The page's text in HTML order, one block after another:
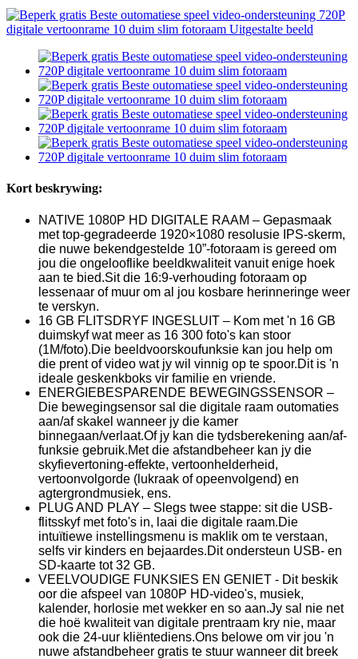
Kort beskrywing:
NATIVE 1080P HD DIGITALE RAAM – Gepasmaak
met top-gegradeerde 1920×1080 resolusie IPS-skerm,
die nuwe bekendgestelde 10”-fotoraam is gereed om
jou die ongelooflike beeldkwaliteit vanuit enige hoek
aan te bied.Sit die 16:9-verhouding fotoraam op
lessenaar of muur om al jou kosbare herinneringe weer
te verskyn.
16 GB FLITSDRYF INGESLUIT – Kom met 'n 16 GB
duimskyf wat meer as 16 300 foto's kan stoor
(1M/foto).Die beeldvoorskoufunksie kan jou help om
die prent of video wat jy wil vinnig op te spoor.Dit is 'n
ideale geskenkboks vir familie en vriende.
ENERGIEBESPARENDE BEWEGINGSSENSOR –
Die bewegingsensor sal die digitale raam outomaties
aan/af skakel wanneer jy die kamer
binnegaan/verlaat.Of jy kan die tydsberekening aan/af-
funksie gebruik.Met die afstandbeheer kan jy die
skyfievertoning-effekte, vertoonhelderheid,
vertoonvolgorde (lukraak of opeenvolgend) en
agtergrondmusiek, ens.
PLUG AND PLAY – Slegs twee stappe: sit die USB-
flitsskyf met foto's in, laai die digitale raam.Die
intuïtiewe instellingsmenu is maklik om te verstaan,
selfs vir kinders en bejaardes.Dit ondersteun USB- en
SD-kaarte tot 32 GB.
VEELVOUDIGE FUNKSIES EN GENIET - Dit beskik
oor die afspeel van 1080P HD-video's, musiek,
kalender, horlosie met wekker en so aan.Jy sal nie net
die hoë kwaliteit van digitale prentraam kry nie, maar
ook die 24-uur kliëntediens.Ons belowe om vir jou 'n
nuwe afstandbeheer gratis te stuur wanneer dit breek